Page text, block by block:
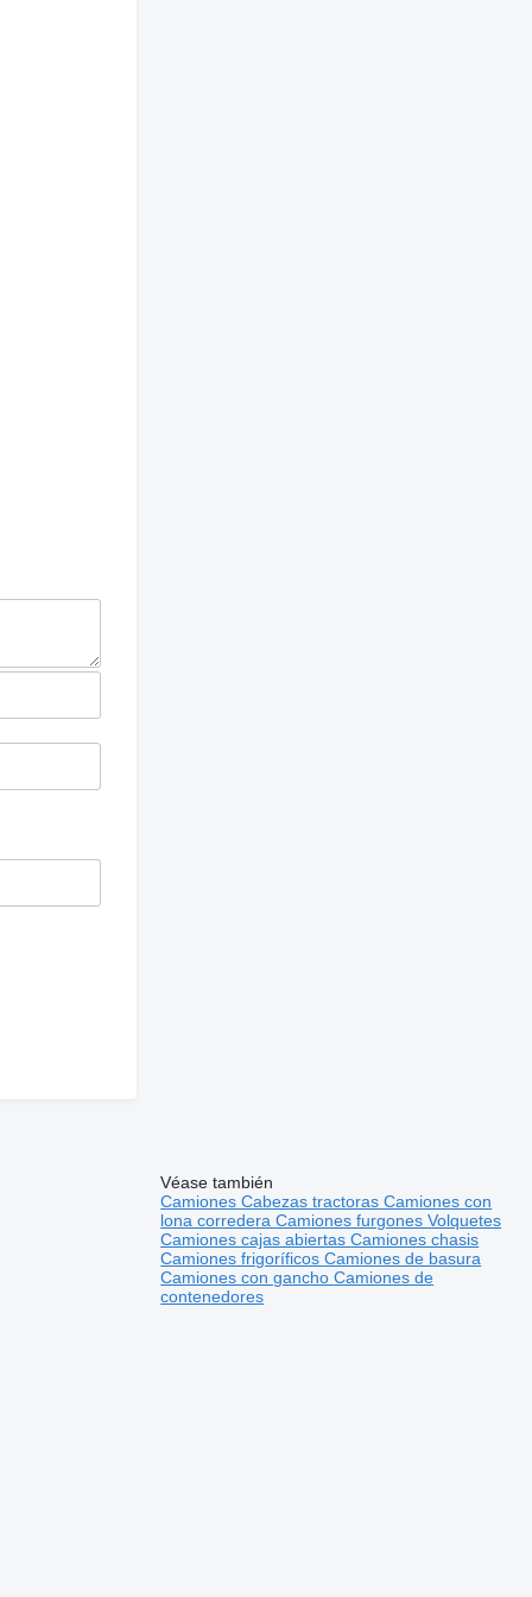
Véase también
CamionesCabezas tractorasCamiones con
lona correderaCamiones furgonesVolquetes
Camiones cajas abiertasCamiones chasis
Camiones frigoríficosCamiones de basura
Camiones con ganchoCamiones de
contenedores